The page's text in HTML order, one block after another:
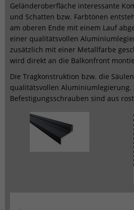
Geländeroberfläche interessante
und Schatten bzw. Farbtönen
am oberen Ende mit einem Lauf
einer qualitätsvollen
zusätzlich mit einer Metallfarbe
wird direkt an die Balkonfront
Die Tragkonstruktion bzw. die
qualitätsvollen Aluminiumlegierung.
Befestigungsschrauben sind aus